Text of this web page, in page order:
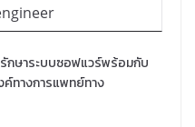
กษาระบบซอฟแวร์พร้อมกับ
ทางการแพทย์ทาง